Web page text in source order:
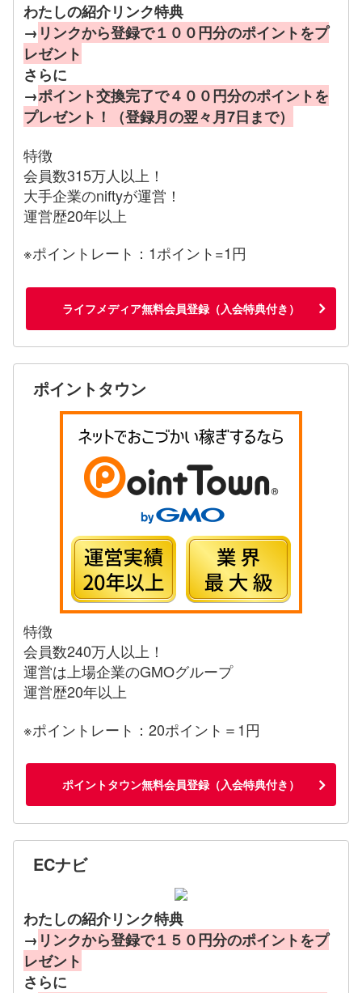
わたしの紹介リンク特典
→ リンクから登録で１００円分のポイントをプ
レゼント
さらに
→ポイント交換完了で４００円分のポイントを
プレゼント！（登録月の翌々月7日まで）
特徴
会員数315万人以上！
大手企業のniftyが運営！
運営歴20年以上
※ポイントレート：1ポイント=1円
ライフメディア無料会員登録（入会特典付き）
ポイントタウン
特徴
会員数240万人以上！
運営は上場企業のGMOグループ
運営歴20年以上
※ポイントレート：20ポイント＝1円
ポイントタウン無料会員登録（入会特典付き）
ECナビ
わたしの紹介リンク特典
→ リンクから登録で１５０円分のポイントをプ
レゼント
さらに